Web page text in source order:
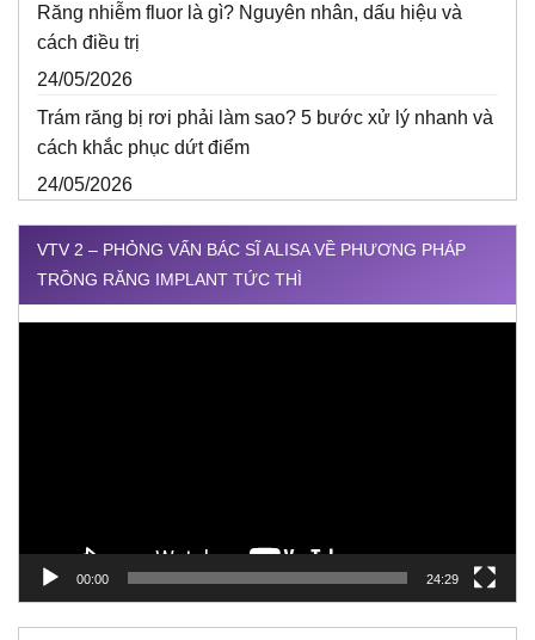
Răng nhiễm fluor là gì? Nguyên nhân, dấu hiệu và
cách điều trị
24/05/2026
Trám răng bị rơi phải làm sao? 5 bước xử lý nhanh và
cách khắc phục dứt điểm
24/05/2026
VTV 2 – PHỎNG VẤN BÁC SĨ ALISA VỀ PHƯƠNG PHÁP
TRỒNG RĂNG IMPLANT TỨC THÌ
00:00 24:29